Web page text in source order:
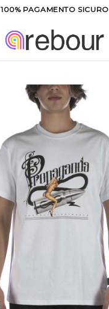
100% PAGAMENTO SICURO